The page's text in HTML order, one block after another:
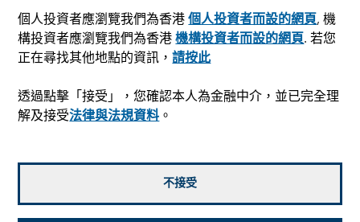
個人投資者應瀏覽我們為香港個人投資者而設的網頁, 機
構投資者應瀏覽我們為香港機構投資者而設的網頁. 若您
正在尋找其他地點的資訊， 請按此
透過點擊「接受」，您確認本人為金融中介，並已完全理
解及接受法律與法規資料 。
不接受
播客
收聽arrow_forward